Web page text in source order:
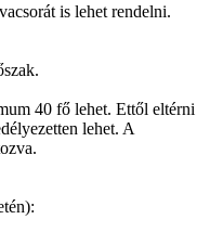
is lehet rendelni.
40 fő lehet. Ettől eltérni
lehet. A